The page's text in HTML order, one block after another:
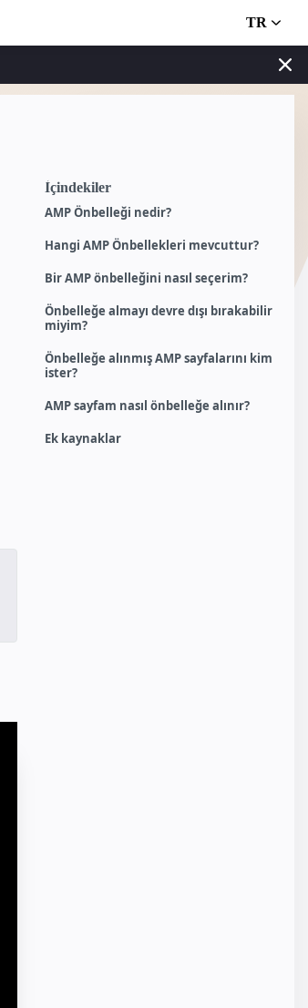
TR
İçindekiler
AMP Önbelleği nedir?
Hangi AMP Önbellekleri mevcuttur?
Bir AMP önbelleğini nasıl seçerim?
Önbelleğe almayı devre dışı bırakabilir
miyim?
Önbelleğe alınmış AMP sayfalarını kim
ister?
AMP sayfam nasıl önbelleğe alınır?
Ek kaynaklar